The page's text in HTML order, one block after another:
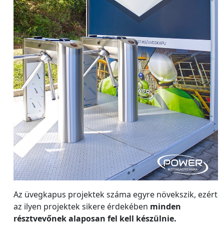
Az üvegkapus projektek száma egyre növekszik, ezért
az ilyen projektek sikere érdekében minden
résztvevőnek alaposan fel kell készülnie.